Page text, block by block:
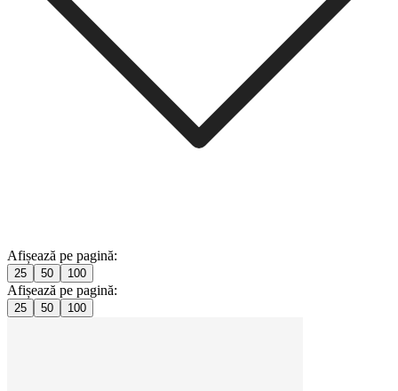
Afișează pe pagină:
25 50 100
Afișează pe pagină:
25 50 100